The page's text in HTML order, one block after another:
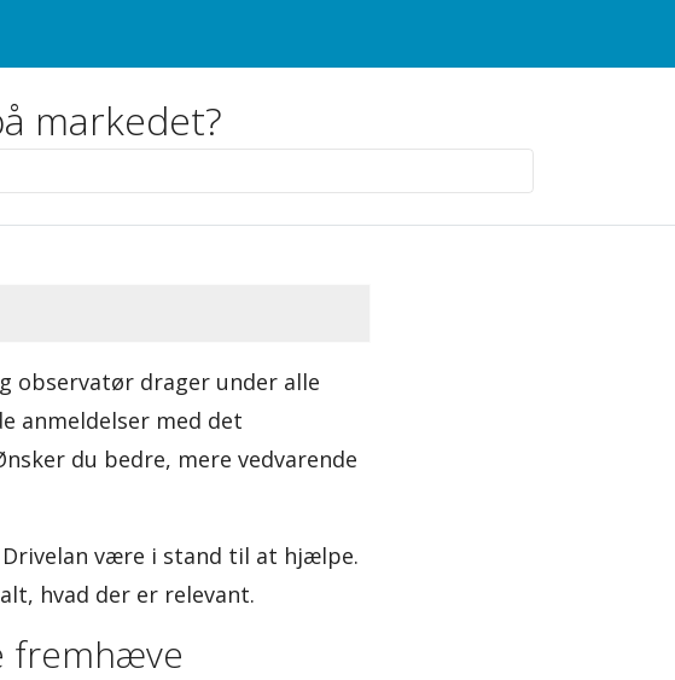
markedet?
observatør drager under alle
anmeldelser med det
du bedre, mere vedvarende
være i stand til at hjælpe.
hvad der er relevant.
fremhæve